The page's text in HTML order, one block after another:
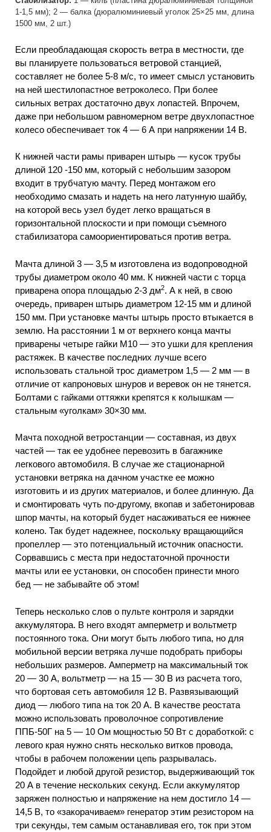
1-1,5 мм); 2 — балка (дюралюминиевый уголок 25×25 мм, длина
1500 мм, 2 шт.)
Если преобладающая скорость ветра в местности, где
вы планируете пользоваться ветровой станцией,
составляет не более 5-8 м/с, то имеет смысл установить
на ней шестилопастное ветроколесо. При более
сильных ветрах достаточно двух лопастей. Впрочем,
даже при небольшом равномерном ветре двухлопастное
колесо обеспечивает ток 4 — 6 А при напряжении 14 В.
К нижней части рамы приварен штырь — кусок трубы
длиной 120 -150 мм, который с небольшим зазором
входит в трубчатую мачту. Перед монтажом его
необходимо смазать и надеть на него латунную шайбу,
на которой весь узел будет легко вращаться в
горизонтальной плоскости и при помощи съемного
стабилизатора самоориентироваться против ветра.
Мачта длиной 3 — 3,5 м изготовлена из водопроводной
трубы диаметром около 40 мм. К нижней части с торца
приварена опора площадью 2-3 дм2. А к ней, в свою
очередь, приварен штырь диаметром 12-15 мм и длиной
150 мм. При установке мачты штырь просто втыкается в
землю. На расстоянии 1 м от верхнего конца мачты
приварены четыре гайки М10 — это ушки для крепления
растяжек. В качестве последних лучше всего
использовать стальной трос диаметром 1,5 — 2 мм — в
отличие от капроновых шнуров и веревок он не тянется.
Болтами с гайками оттяжки крепятся к колышкам —
стальным «уголкам» 30×30 мм.
Мачта походной ветростанции — составная, из двух
частей — так ее удобнее перевозить в багажнике
легкового автомобиля. В случае же стационарной
установки ветряка на дачном участке ее можно
изготовить и из других материалов, и более длинную. Да
и смонтировать чуть по-другому, вкопав и забетонировав
шпор мачты, на который будет насаживаться ее нижнее
колено. Так будет надежнее, поскольку вращающийся
пропеллер — это потенциальный источник опасности.
Сорвавшись с места при недостаточной прочности
мачты или ее установки, он способен принести много
бед — не забывайте об этом!
Теперь несколько слов о пульте контроля и зарядки
аккумулятора. В него входят амперметр и вольтметр
постоянного тока. Они могут быть любого типа, но для
мобильной версии ветряка лучше подобрать приборы
небольших размеров. Амперметр на максимальный ток
20 — 30 А, вольтметр — на 15 — 30 В из расчета того,
что бортовая сеть автомобиля 12 В. Развязывающий
диод — любого типа на ток 20 А. В качестве реостата
можно использовать проволочное сопротивление
ППБ-50Г на 5 — 10 Ом мощностью 50 Вт с доработкой: с
левого края нужно снять несколько витков провода,
чтобы в рабочем положении цепь разрывалась.
Подойдет и любой другой резистор, выдерживающий ток
20 А в течение нескольких секунд. Если аккумулятор
заряжен полностью и напряжение на нем достигло 14 —
14,5 В, то «закорачиваем» генератор этим резистором на
три секунды, тем самым останавливая его, ток при этом